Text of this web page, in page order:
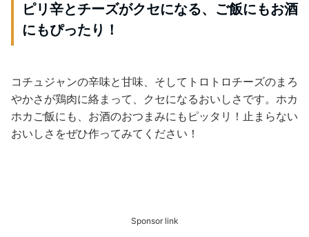
ピリ辛とチーズがクセになる、ご飯にもお酒
にもぴったり！
コチュジャンの辛味と甘味、そしてトロトロチーズのまろ
やかさが鶏肉に絡まって、クセになるおいしさです。ホカ
ホカご飯にも、お酒のおつまみにもピッタリ！止まらない
おいしさをぜひ作ってみてください！
Sponsor link